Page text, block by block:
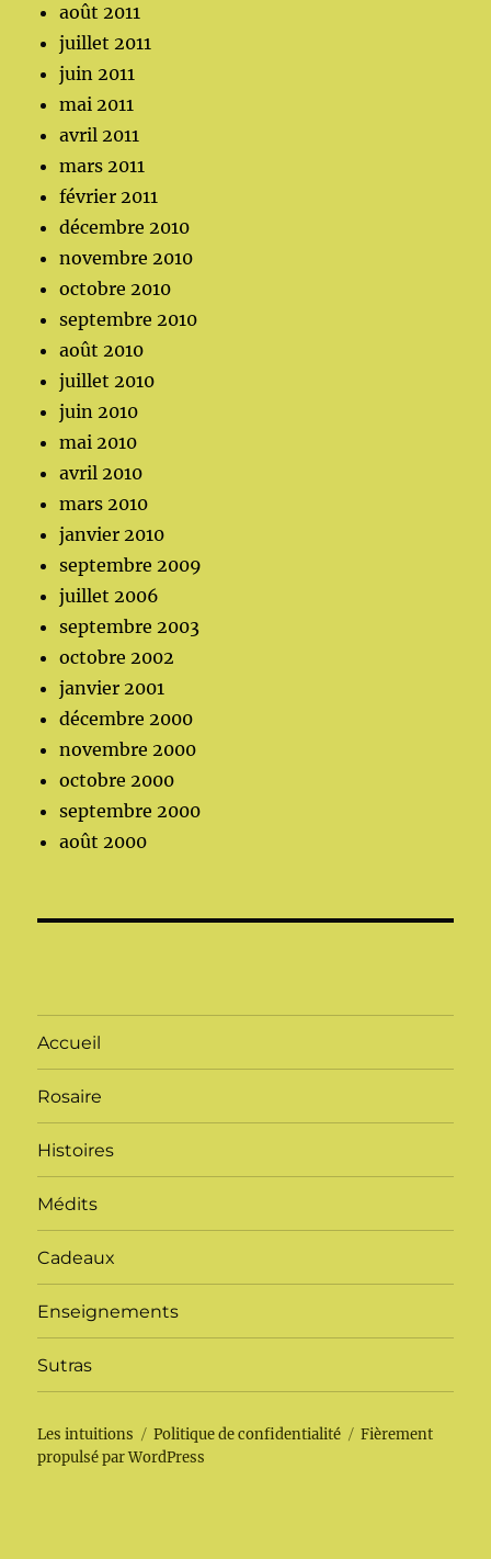
août 2011
juillet 2011
juin 2011
mai 2011
avril 2011
mars 2011
février 2011
décembre 2010
novembre 2010
octobre 2010
septembre 2010
août 2010
juillet 2010
juin 2010
mai 2010
avril 2010
mars 2010
janvier 2010
septembre 2009
juillet 2006
septembre 2003
octobre 2002
janvier 2001
décembre 2000
novembre 2000
octobre 2000
septembre 2000
août 2000
Accueil
Rosaire
Histoires
Médits
Cadeaux
Enseignements
Sutras
Les intuitions Politique de confidentialité
Fièrement
propulsé par WordPress